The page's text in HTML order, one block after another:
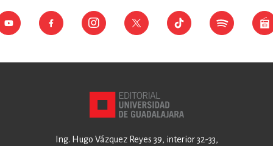
Ing. Hugo Vázquez Reyes 39, interior 32-33,